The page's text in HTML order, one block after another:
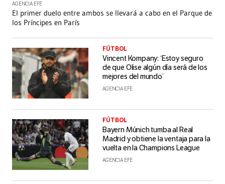
AGENCIA EFE
El primer duelo entre ambos se llevará a cabo en el Parque de
los Príncipes en París
FÚTBOL
Vincent Kompany: ‘Estoy seguro
de que Olise algún día será de los
mejores del mundo’
AGENCIA EFE
FÚTBOL
Bayern Múnich tumba al Real
Madrid y obtiene la ventaja para la
vuelta en la Champions League
AGENCIA EFE